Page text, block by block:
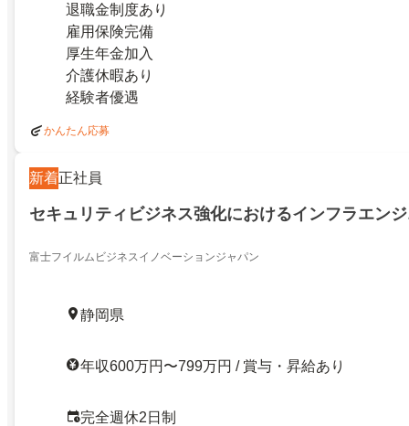
退職金制度あり
雇用保険完備
厚生年金加入
介護休暇あり
経験者優遇
かんたん応募
新着正社員
セキュリティビジネス強化におけるインフラエン
富士フイルムビジネスイノベーションジャパン
静岡県
年収600万円〜799万円 / 賞与・昇給あり
完全週休2日制